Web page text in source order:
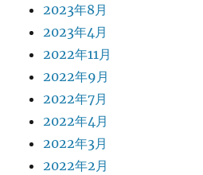
2023年8月
2023年4月
2022年11月
2022年9月
2022年7月
2022年4月
2022年3月
2022年2月